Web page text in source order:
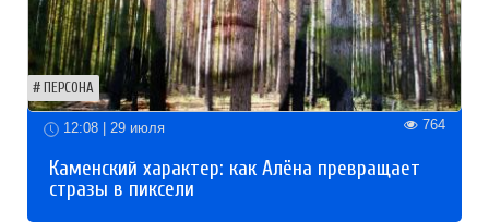
ПЕРСОНА
12:08 | 29 июля 764
Каменский характер: как Алёна превращает
стразы в пиксели